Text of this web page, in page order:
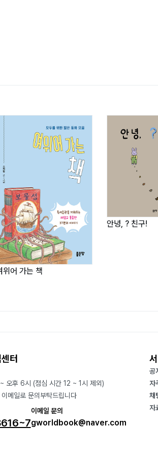
위어 가는 책
안녕, ? 친구!
터
오후 6시 (점심 시간 12 ~ 1시 제외)
메일로 문의부탁드립니다
이메일 문의
gworldbook@naver.com
공
자
채
자